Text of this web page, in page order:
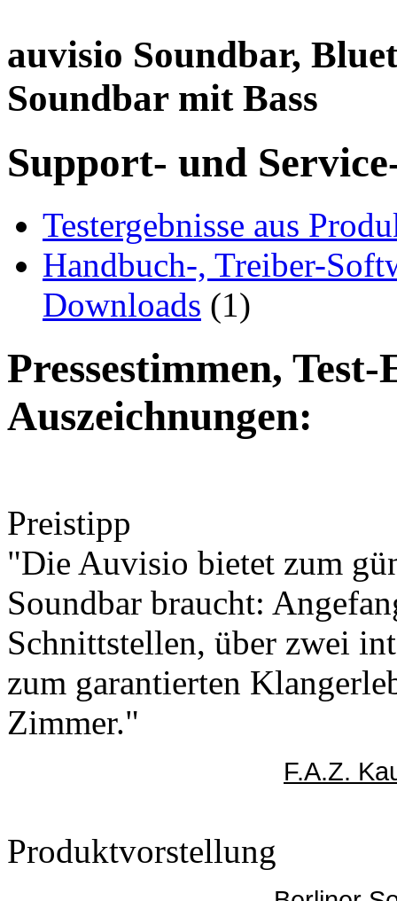
auvisio Soundbar,
Soundbar mit Bass
Support- und
Testergebnisse aus
Handbuch-, Treiber-
Downloads (1)
Pressestimmen,
Auszeichnungen:
Preistipp
"Die Auvisio bietet zum
Soundbar braucht:
Schnittstellen, über zwei
zum garantierten
Zimmer."
F.A.Z.
Produktvorstellung